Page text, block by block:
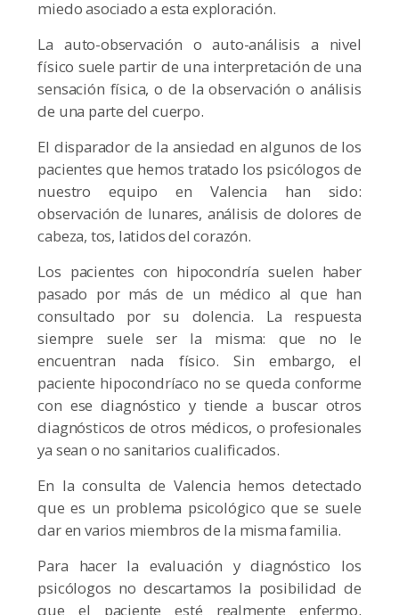
miedo asociado a esta exploración.
La auto-observación o auto-análisis a nivel
físico suele partir de una interpretación de una
sensación física, o de la observación o análisis
de una parte del cuerpo.
El disparador de la ansiedad en algunos de los
pacientes que hemos tratado los psicólogos de
nuestro equipo en Valencia han sido:
observación de lunares, análisis de dolores de
cabeza, tos, latidos del corazón.
Los pacientes con hipocondría suelen haber
pasado por más de un médico al que han
consultado por su dolencia. La respuesta
siempre suele ser la misma: que no le
encuentran nada físico. Sin embargo, el
paciente hipocondríaco no se queda conforme
con ese diagnóstico y tiende a buscar otros
diagnósticos de otros médicos, o profesionales
ya sean o no sanitarios cualificados.
En la consulta de Valencia hemos detectado
que es un problema psicológico que se suele
dar en varios miembros de la misma familia.
Para hacer la evaluación y diagnóstico los
psicólogos no descartamos la posibilidad de
que el paciente esté realmente enfermo.